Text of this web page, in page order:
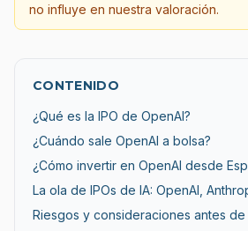
no influye en nuestra valoración.
CONTENIDO
¿Qué es la IPO de OpenAI?
¿Cuándo sale OpenAI a bolsa?
¿Cómo invertir en OpenAI desde
La ola de IPOs de IA: OpenAI,
Riesgos y consideraciones antes